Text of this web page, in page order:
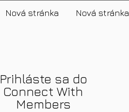
Nová stránka Nová stránka
Prihláste sa do
Connect With
Members